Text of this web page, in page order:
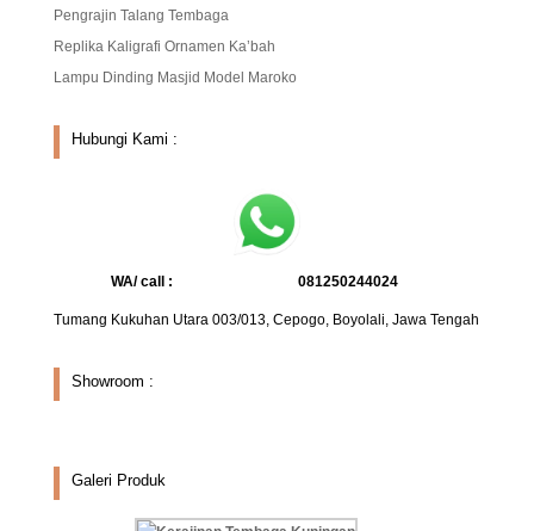
Pengrajin Talang Tembaga
Replika Kaligrafi Ornamen Ka’bah
Lampu Dinding Masjid Model Maroko
Hubungi Kami :
WA/ call : 081250244024
Tumang Kukuhan Utara 003/013, Cepogo, Boyolali, Jawa Tengah
Showroom :
Galeri Produk